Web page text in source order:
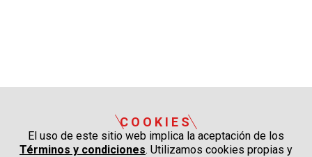
COOKIES
El uso de este sitio web implica la aceptación de los
Términos y condiciones. Utilizamos cookies propias y